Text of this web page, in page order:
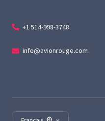
+1 514-998-3748
info@avionrouge.com